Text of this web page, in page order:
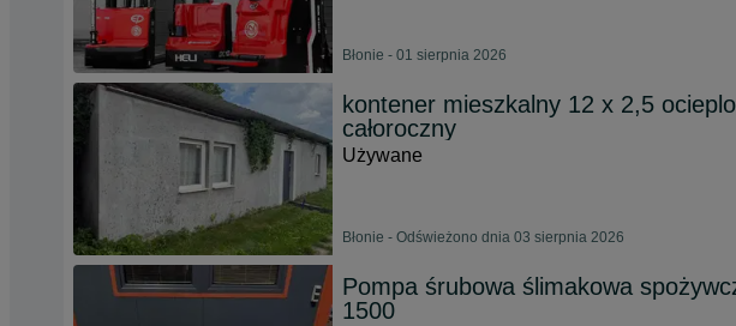
Błonie - 01 sierpnia 2026
kontener mieszkalny 12 x 2,5
całoroczny
Używane
Błonie - Odświeżono dnia 03 sierpnia 2026
Pompa śrubowa ślimakowa
1500